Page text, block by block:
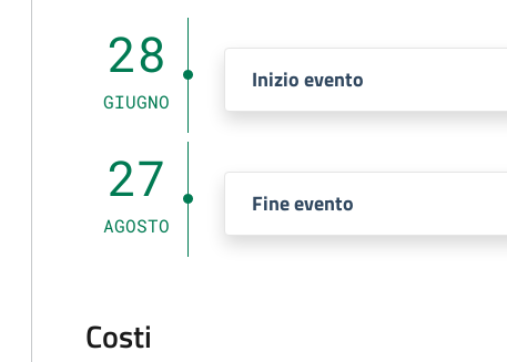
28
GIUGNO
Inizio evento
27
AGOSTO
Fine evento
Costi